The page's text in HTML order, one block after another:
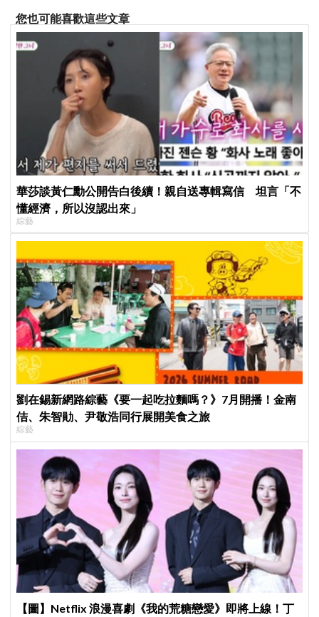
您也可能喜歡這些文章
華莎談黃仁勳公開告白後續！親自送專輯寫信 坦言「不
懂經濟，所以沒認出來」
綜藝
劉在錫新網路綜藝《要一起吃拉麵嗎？》7月開播！金南
佶、朱智勛、尹敬浩同行展開美食之旅
綜藝
【圖】Netflix 浪漫喜劇《我的荒糖戀愛》即將上線！丁